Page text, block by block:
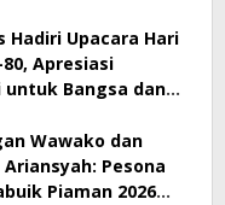
Hadiri Upacara Hari
Apresiasi
untuk Bangsa dan
Wawako dan
Pesona
Piaman 2026